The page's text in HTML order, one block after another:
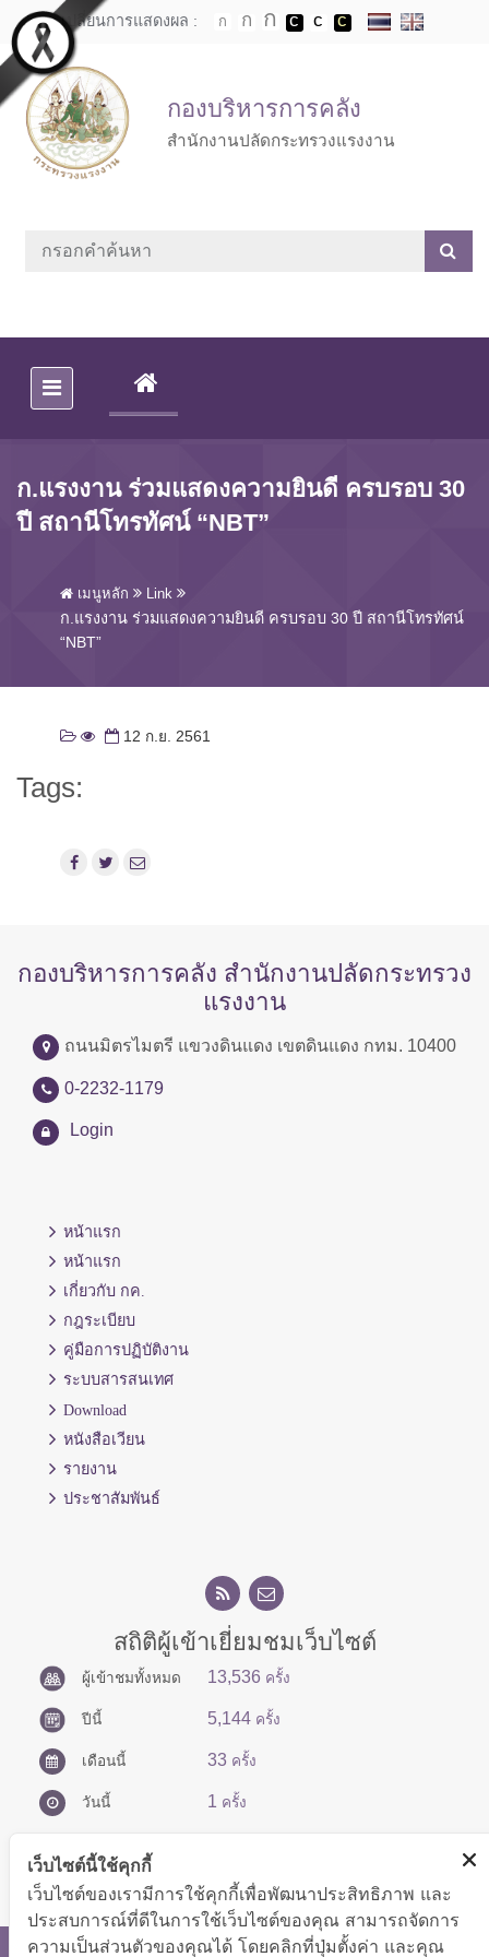
Skip to main content
เปลี่ยนการแสดงผล :
กองบริหารการคลัง
สำนักงานปลัดกระทรวงแรงงาน
(CURRENT)
ก.แรงงาน ร่วมแสดงความยินดี ครบรอบ 30
ปี สถานีโทรทัศน์ “NBT”
เมนูหลัก Link
ก.แรงงาน ร่วมแสดงความยินดี ครบรอบ 30 ปี สถานีโทรทัศน์
“NBT”
12 ก.ย. 2561
Tags:
กองบริหารการคลัง สำนักงานปลัดกระทรวง
แรงงาน
ถนนมิตรไมตรี แขวงดินแดง เขตดินแดง กทม. 10400
0-2232-1179
Login
หน้าแรก
หน้าแรก
เกี่ยวกับ กค.
กฎระเบียบ
คู่มือการปฏิบัติงาน
ระบบสารสนเทศ
Download
หนังสือเวียน
รายงาน
ประชาสัมพันธ์
สถิติผู้เข้าเยี่ยมชมเว็บไซต์
ผู้เข้าชมทั้งหมด 13,536 ครั้ง
ปีนี้ 5,144 ครั้ง
เดือนนี้ 33 ครั้ง
วันนี้ 1 ครั้ง
เว็บไซต์นี้ใช้คุกกี้
เว็บไซต์ของเรามีการใช้คุกกี้เพื่อพัฒนาประสิทธิภาพ และ
ประสบการณ์ที่ดีในการใช้เว็บไซต์ของคุณ สามารถจัดการ
ความเป็นส่วนตัวของคุณได้ โดยคลิกที่ปุ่มตั้งค่า และคุณ